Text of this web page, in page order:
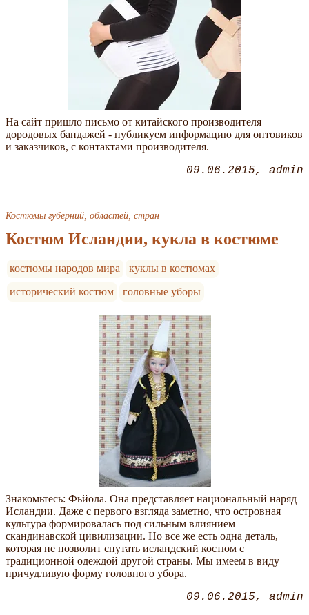
На сайт пришло письмо от китайского производителя
дородовых бандажей - публикуем информацию для оптовиков
и заказчиков, с контактами производителя.
09.06.2015 admin
Костюмы губерний, областей, стран
Костюм Исландии, кукла в костюме
костюмы народов мира
куклы в костюмах
исторический костюм
головные уборы
Знакомьтесь: Фьйола. Она представляет национальный наряд
Исландии. Даже с первого взгляда заметно, что островная
культура формировалась под сильным влиянием
скандинавской цивилизации. Но все же есть одна деталь,
которая не позволит спутать исландский костюм с
традиционной одеждой другой страны. Мы имеем в виду
причудливую форму головного убора.
09.06.2015 admin